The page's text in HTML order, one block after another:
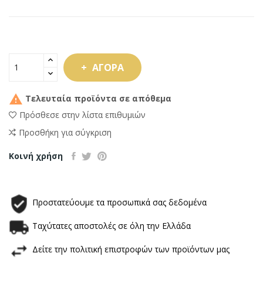
ΑΓΟΡΆ
 Τελευταία προϊόντα σε απόθεμα
Πρόσθεσε στην λίστα επιθυμιών
Προσθήκη για σύγκριση
Κοινή χρήση
Προστατεύουμε τα προσωπικά σας δεδομένα
Ταχύτατες αποστολές σε όλη την Ελλάδα
Δείτε την πολιτική επιστροφών των προϊόντων μας